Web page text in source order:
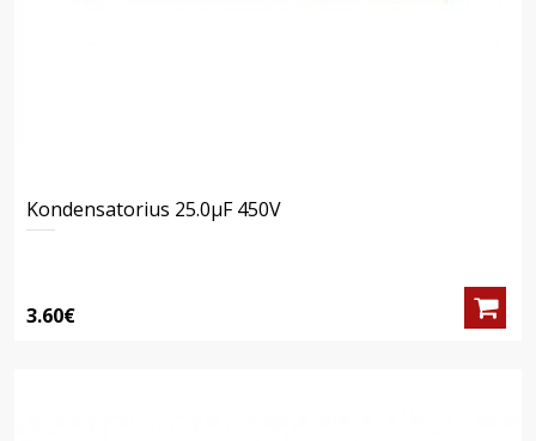
Kondensatorius 25.0μF 450V
3.60€